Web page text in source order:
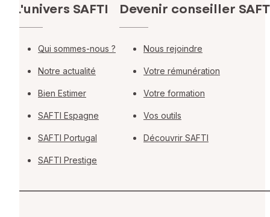
L'univers SAFTI
Qui sommes-nous ?
Notre actualité
Bien Estimer
SAFTI Espagne
SAFTI Portugal
SAFTI Prestige
Devenir conseiller
Nous rejoindre
Votre rémunération
Votre formation
Vos outils
Découvrir SAFTI